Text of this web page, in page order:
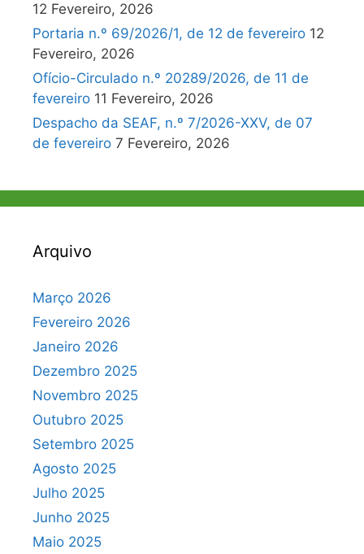
12 Fevereiro, 2026
Portaria n.º 69/2026/1, de 12 de fevereiro 12
Fevereiro, 2026
Ofício-Circulado n.º 20289/2026, de 11 de
fevereiro 11 Fevereiro, 2026
Despacho da SEAF, n.º 7/2026-XXV, de 07
de fevereiro 7 Fevereiro, 2026
Arquivo
Março 2026
Fevereiro 2026
Janeiro 2026
Dezembro 2025
Novembro 2025
Outubro 2025
Setembro 2025
Agosto 2025
Julho 2025
Junho 2025
Maio 2025